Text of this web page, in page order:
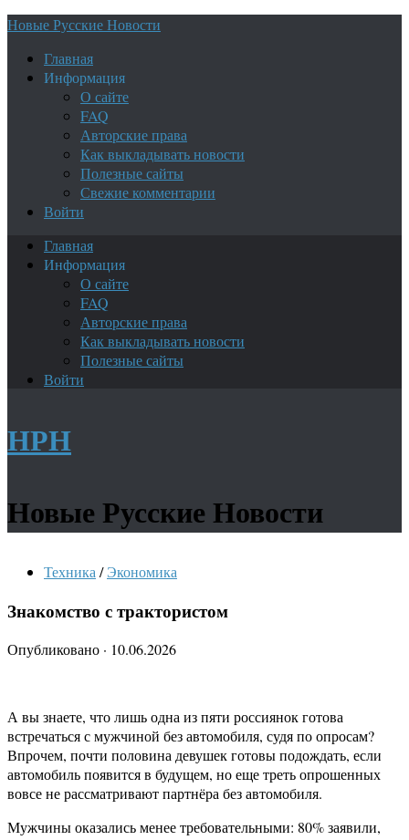
Новые Русские Новости
Главная
Информация
О сайте
FAQ
Авторские права
Как выкладывать новости
Полезные сайты
Свежие комментарии
Войти
Главная
Информация
О сайте
FAQ
Авторские права
Как выкладывать новости
Полезные сайты
Войти
НРН
Новые Русские Новости
Техника / Экономика
Знакомство с трактористом
Опубликовано · 10.06.2026
А вы знаете, что лишь одна из пяти россиянок готова
встречаться с мужчиной без автомобиля, судя по опросам?
Впрочем, почти половина девушек готовы подождать, если
автомобиль появится в будущем, но еще треть опрошенных
вовсе не рассматривают партнёра без автомобиля.
Мужчины оказались менее требовательными: 80% заявили,